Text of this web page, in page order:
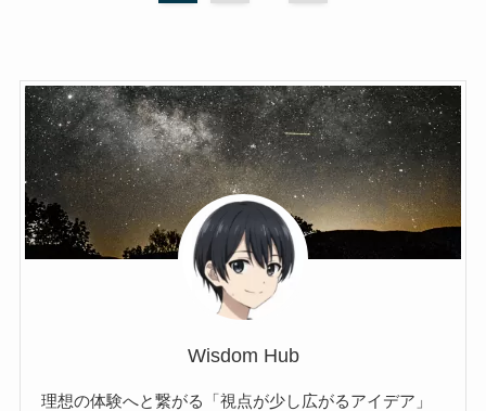
Wisdom Hub
理想の体験へと繋がる「視点が少し広がるアイデア」